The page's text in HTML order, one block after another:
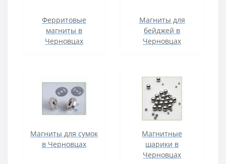
Ферритовые
магниты в
Черновцах
Магниты для
бейджей в
Черновцах
Магниты для сумок
в Черновцах
Магнитные
шарики в
Черновцах